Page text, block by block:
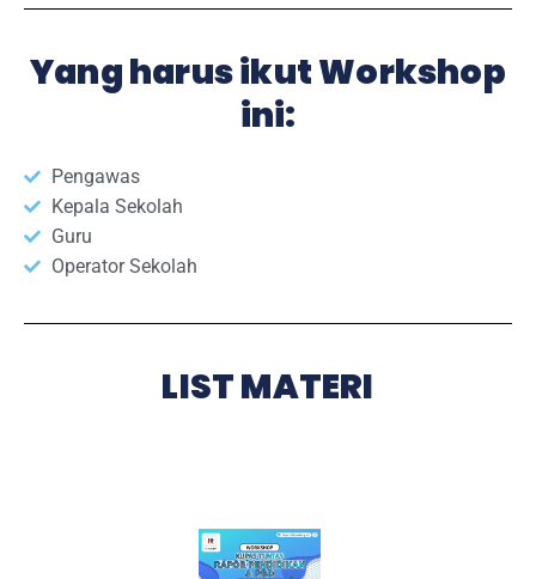
Yang harus ikut Workshop
ini:
Pengawas
Kepala Sekolah
Guru
Operator Sekolah
LIST MATERI